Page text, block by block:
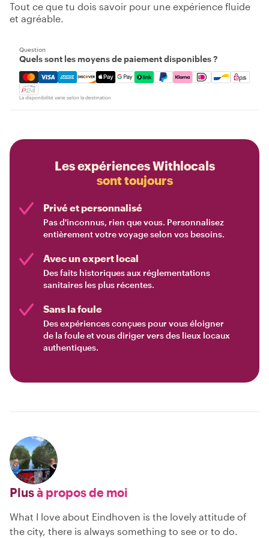
Tout ce que tu dois savoir pour une expérience fluide
et agréable.
Question
Quels sont les moyens de paiement disponibles ?
Mastercard, Visa, Amex, Discover, Apple Pay, Google
La disponibilité varie selon la destination
Les expériences Withlocals
sont toujours
Privé et personnalisé
Pas d'inconnus, rien que vous. Personnalisez
entièrement votre voyage selon vos besoins.
Avec un expert local
Des faits historiques aux réglementations
sanitaires les plus récentes.
Sans la foule
Des expériences conçues pour vous éloigner
de la foule et vous diriger vers des lieux locaux
authentiques.
Plusà propos de moi
What I love about Eindhoven is the lovely attitude of
the city, there is always something to see or to do.